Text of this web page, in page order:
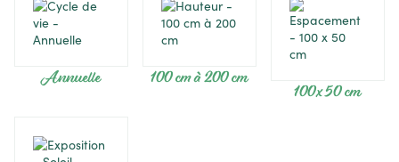
Annuelle 100 cm à 200 cm
100 x 50 cm